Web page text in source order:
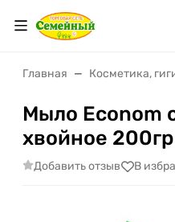
Главная Косметика,
Мыло Econom
хвойное
Добавить отзыв В